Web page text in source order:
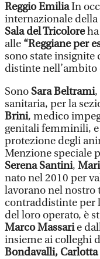
Reggio EmiliaIn
internazionale della
Sala del Tricoloreha
alle “Reggiane per
sono state insignite
distinte nell’ambito
Sono Sara Beltrami,
sanitaria, per la
Brini, medico
genitali femminili, e
protezione degli
Menzione speciale
Serena Santini,
nato nel 2010 per
lavorano nel nostro
contraddistinte per
del loro operato, è
Marco Massarie
insieme ai colleghi
Bondavalli,